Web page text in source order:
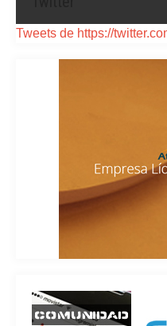
Tweets de https://